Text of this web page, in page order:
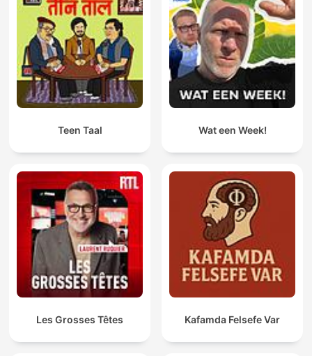
Teen Taal Wat een Week!
Les Grosses Têtes Kafamda Felsefe Var